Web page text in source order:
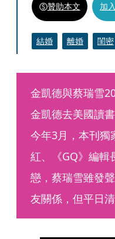
贊助本文 加
結婚 離婚 閨密
金凱德與蔡瑞雪
金凱德去美國讀
今年3月，本刊獨
紅、《GQ》編輯
戀，蔡瑞雪雖發
友關係，但平日